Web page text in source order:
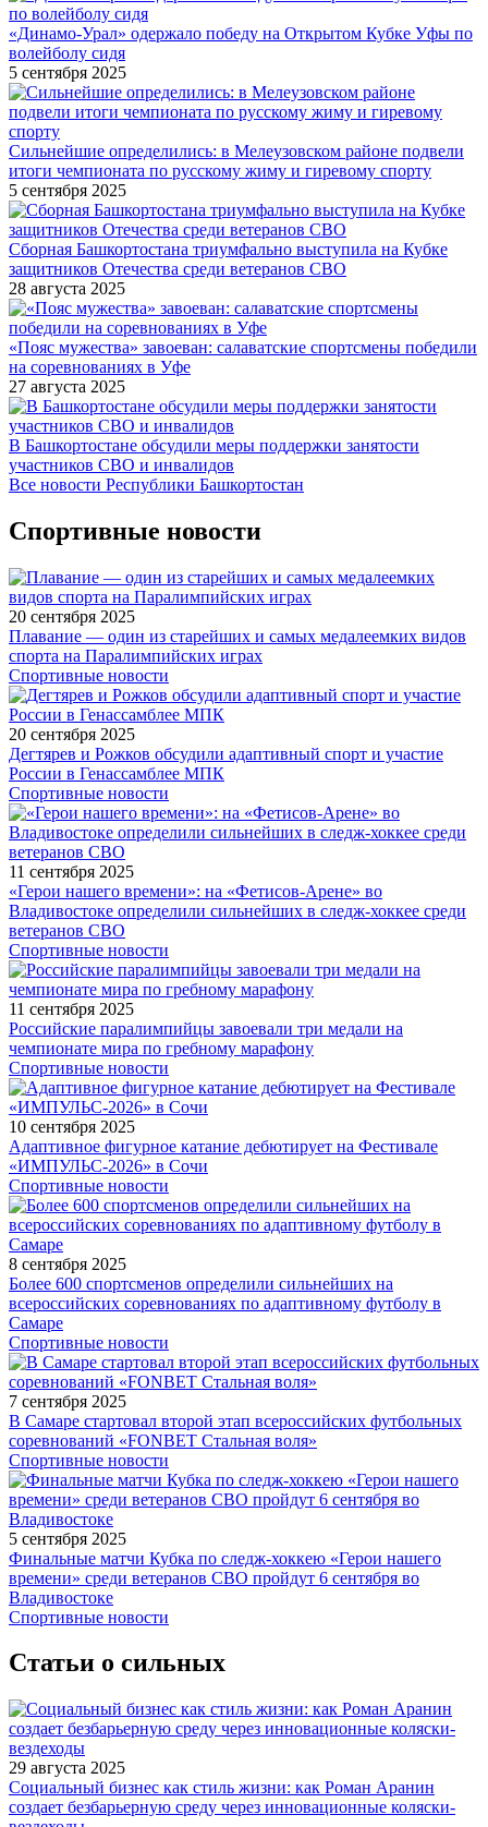
«Динамо-Урал» одержало победу на Открытом Кубке Уфы по
волейболу сидя
5 сентября 2025
Сильнейшие определились: в Мелеузовском районе подвели
итоги чемпионата по русскому жиму и гиревому спорту
5 сентября 2025
Сборная Башкортостана триумфально выступила на Кубке
защитников Отечества среди ветеранов СВО
28 августа 2025
«Пояс мужества» завоеван: салаватские спортсмены победили
на соревнованиях в Уфе
27 августа 2025
В Башкортостане обсудили меры поддержки занятости
участников СВО и инвалидов
Все новости Республики Башкортостан
Спортивные новости
20 сентября 2025
Плавание — один из старейших и самых медалеемких видов
спорта на Паралимпийских играх
Спортивные новости
20 сентября 2025
Дегтярев и Рожков обсудили адаптивный спорт и участие
России в Генассамблее МПК
Спортивные новости
11 сентября 2025
«Герои нашего времени»: на «Фетисов-Арене» во
Владивостоке определили сильнейших в следж-хоккее среди
ветеранов СВО
Спортивные новости
11 сентября 2025
Российские паралимпийцы завоевали три медали на
чемпионате мира по гребному марафону
Спортивные новости
10 сентября 2025
Адаптивное фигурное катание дебютирует на Фестивале
«ИМПУЛЬС-2026» в Сочи
Спортивные новости
8 сентября 2025
Более 600 спортсменов определили сильнейших на
всероссийских соревнованиях по адаптивному футболу в
Самаре
Спортивные новости
7 сентября 2025
В Самаре стартовал второй этап всероссийских футбольных
соревнований «FONBET Стальная воля»
Спортивные новости
5 сентября 2025
Финальные матчи Кубка по следж-хоккею «Герои нашего
времени» среди ветеранов СВО пройдут 6 сентября во
Владивостоке
Спортивные новости
Статьи о сильных
29 августа 2025
Социальный бизнес как стиль жизни: как Роман Аранин
создает безбарьерную среду через инновационные коляски-